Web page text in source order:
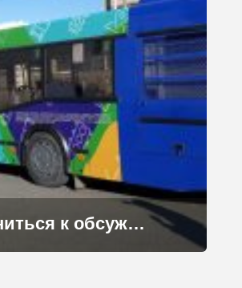
Присоединиться к обсуждению новой схемы работы норильского общественного транспорта можно online